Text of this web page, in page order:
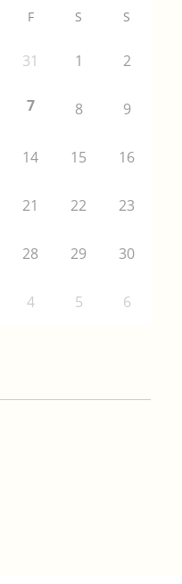
F S S
31 1 2
7 8 9
14 15 16
21 22 23
28 29 30
4 5 6